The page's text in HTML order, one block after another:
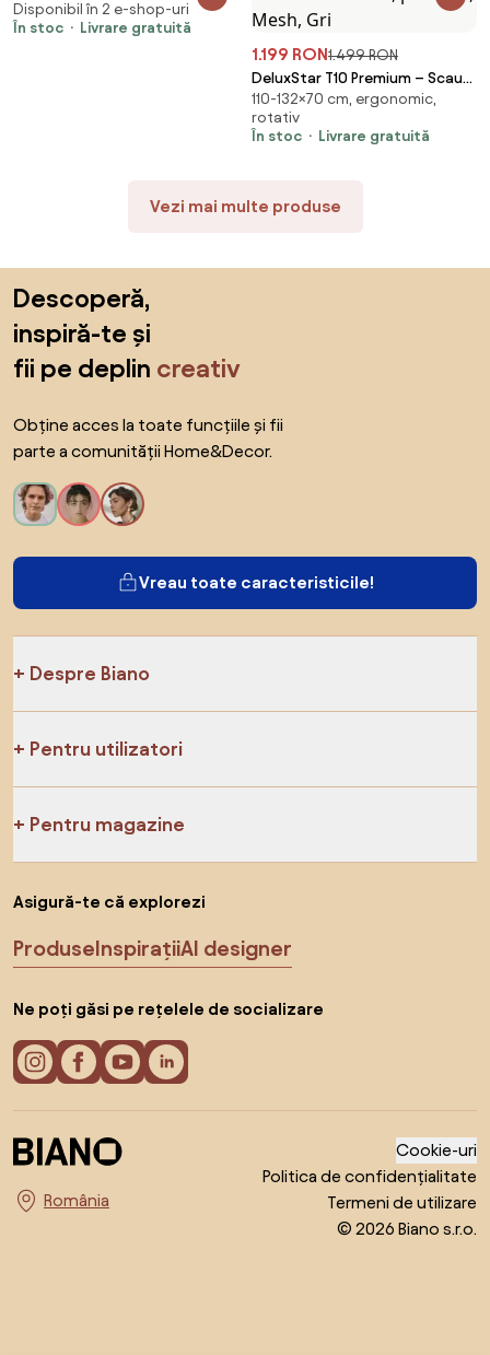
Mesh, Alb/Negru
Disponibil în 2 e-shop-uri
În stoc
Livrare gratuită
1.199 RON1.499 RON
DeluxStar T10 Premium – Scaun
ergonomic, cotiere 6D ultra
moi, Suport Lombar 3 Zone
Dinamice, Spătar ajustabil pe
multifunctional
110-132×70 cm, ergonomic,
rotativ
În stoc
Livrare gratuită
Vezi mai multe produse
Descoperă,
inspiră-te și
fii pe deplin creativ
Obține acces la toate funcțiile și fii
parte a comunității Home&Decor.
Vreau toate caracteristicile!
Despre Biano
Pentru utilizatori
Pentru magazine
Asigură-te că explorezi
ProduseInspirațiiAI designer
Ne poți găsi pe rețelele de socializare
Alege țara
Cookie-uri
Politica de confidențialitate
Termeni de utilizare
© 2026 Biano s.r.o.